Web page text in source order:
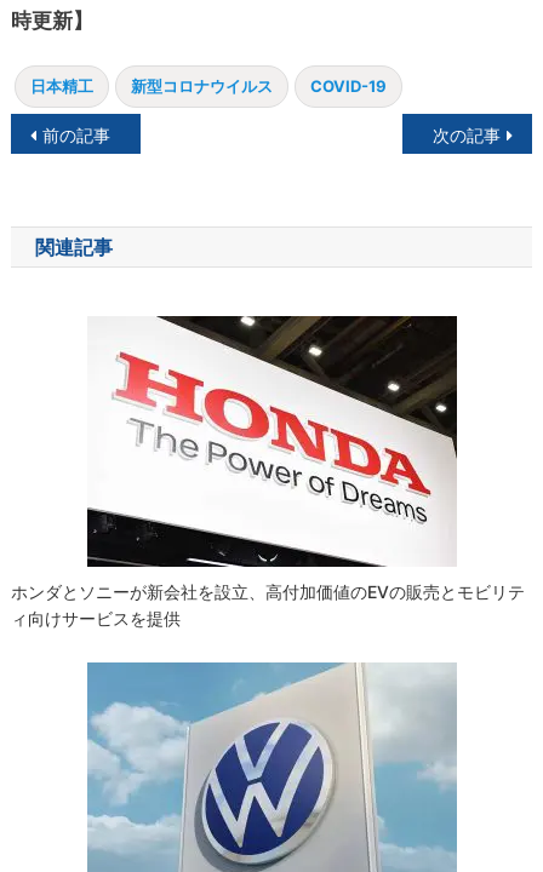
時更新】
日本精工 新型コロナウイルス COVID-19
投
ナ
ビ
前の記事 次の記事
関連記事
ホンダとソニーが新会社を設立、高付加価値のEVの販売とモビリテ
ィ向けサービスを提供